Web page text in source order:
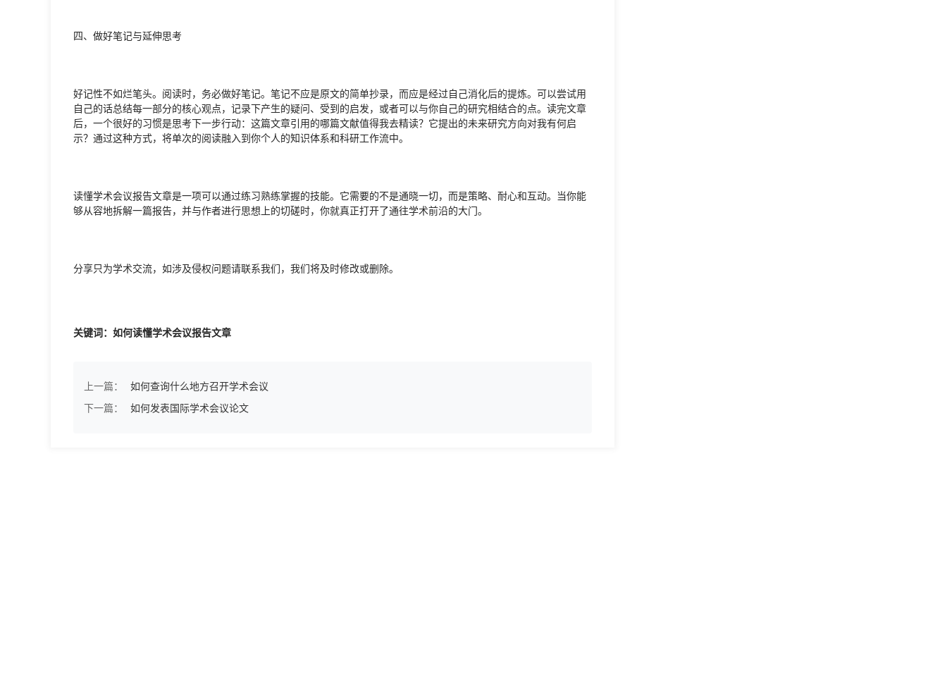
四、做好笔记与延伸思考
好记性不如烂笔头。阅读时，务必做好笔记。笔记不应是原文的简单抄录，而应是经过自己消化后的提炼。可以尝试用
自己的话总结每一部分的核心观点，记录下产生的疑问、受到的启发，或者可以与你自己的研究相结合的点。读完文章
后，一个很好的习惯是思考下一步行动：这篇文章引用的哪篇文献值得我去精读？它提出的未来研究方向对我有何启
示？通过这种方式，将单次的阅读融入到你个人的知识体系和科研工作流中。
读懂学术会议报告文章是一项可以通过练习熟练掌握的技能。它需要的不是通晓一切，而是策略、耐心和互动。当你能
够从容地拆解一篇报告，并与作者进行思想上的切磋时，你就真正打开了通往学术前沿的大门。
分享只为学术交流，如涉及侵权问题请联系我们，我们将及时修改或删除。
关键词：如何读懂学术会议报告文章
上一篇：
如何查询什么地方召开学术会议
下一篇：
如何发表国际学术会议论文